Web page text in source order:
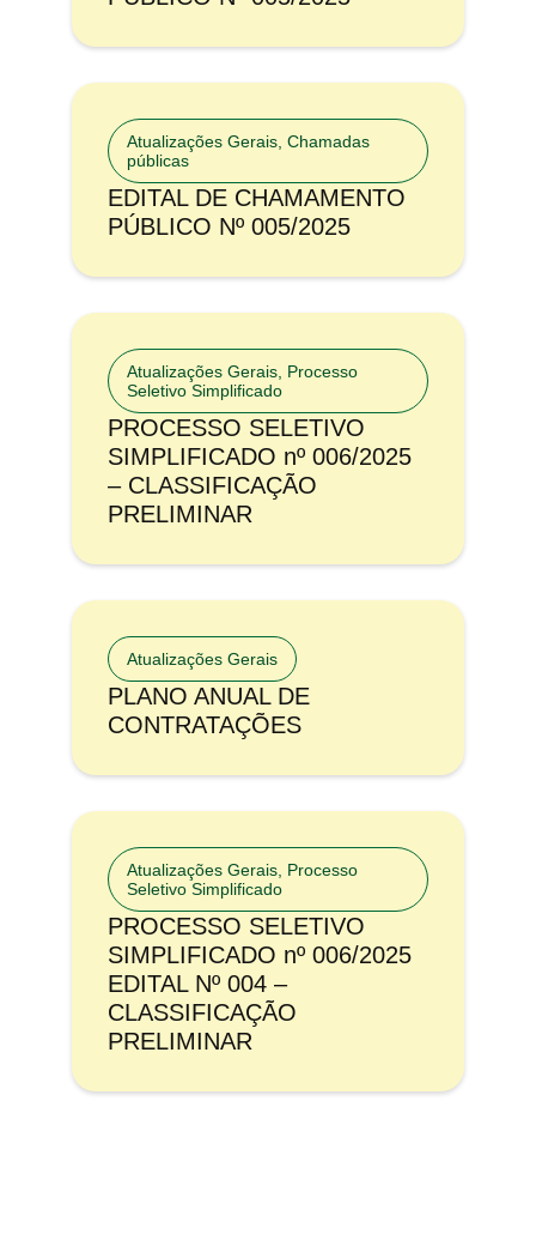
Atualizações Gerais Chamadas
públicas
EDITAL DE CHAMAMENTO
PÚBLICO Nº 005/2025
Atualizações Gerais Processo
Seletivo Simplificado
PROCESSO SELETIVO
SIMPLIFICADO nº 006/2025
– CLASSIFICAÇÃO
PRELIMINAR
Atualizações Gerais
PLANO ANUAL DE
CONTRATAÇÕES
Atualizações Gerais Processo
Seletivo Simplificado
PROCESSO SELETIVO
SIMPLIFICADO nº 006/2025
EDITAL Nº 004 –
CLASSIFICAÇÃO
PRELIMINAR